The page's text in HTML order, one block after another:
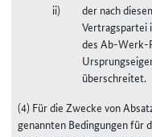
der nach
Vertragspartei
des Ab-Werk-
überschreitet.
(4) Für die Zwecke von
genannten Bedingungen für